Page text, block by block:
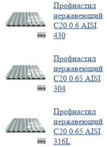
Профнастил
нержавеющий
С20 0.6 AISI
430
Профнастил
нержавеющий
С20 0.65 AISI
304
Профнастил
нержавеющий
С20 0.65 AISI
316L